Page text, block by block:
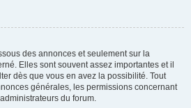
des annonces et seulement sur la
Elles sont souvent assez importantes et il
dès que vous en avez la possibilité. Tout
générales, les permissions concernant
du forum.